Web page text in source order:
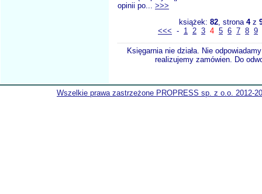
opinii po... >>>
książek: 82, strona 4z
<<< - 1 2 3 4 5 6 7 8 9
Księgarnia nie działa. Nie
realizujemy zamówien. Do
Wszelkie prawa zastrzeżone PROPRESS sp. z o.o. 2012-